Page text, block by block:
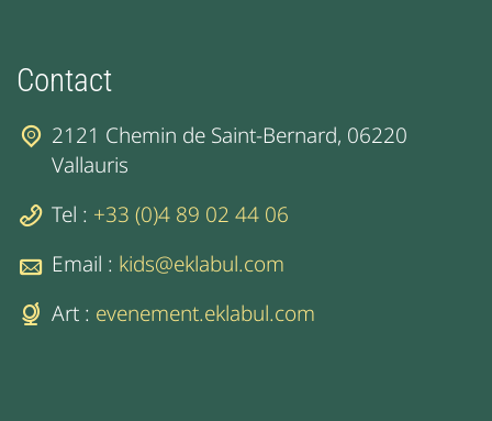
Contact
2121 Chemin de Saint-Bernard, 06220
Vallauris
Tel : +33 (0)4 89 02 44 06
Email : kids@eklabul.com
Art : evenement.eklabul.com